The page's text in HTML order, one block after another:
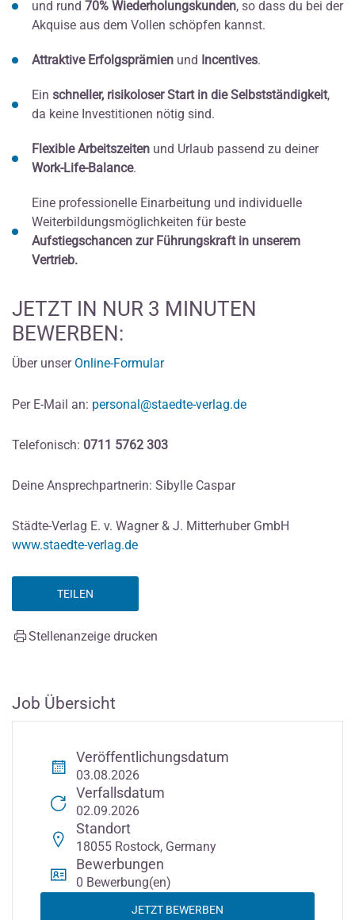
und rund 70% Wiederholungskunden, so dass du bei der
Akquise aus dem Vollen schöpfen kannst.
Attraktive Erfolgsprämien und Incentives.
Ein schneller, risikoloser Start in die Selbstständigkeit,
da keine Investitionen nötig sind.
Flexible Arbeitszeiten und Urlaub passend zu deiner
Work-Life-Balance.
Eine professionelle Einarbeitung und individuelle
Weiterbildungsmöglichkeiten für beste
Aufstiegschancen zur Führungskraft in unserem
Vertrieb.
JETZT IN NUR 3 MINUTEN
BEWERBEN:
Über unser Online-Formular
Per E-Mail an: personal@staedte-verlag.de
Telefonisch: 0711 5762 303
Deine Ansprechpartnerin: Sibylle Caspar
Städte-Verlag E. v. Wagner & J. Mitterhuber GmbH
www.staedte-verlag.de
TEILEN
Stellenanzeige drucken
Job Übersicht
Veröffentlichungsdatum
03.08.2026
Verfallsdatum
02.09.2026
Standort
18055 Rostock, Germany
Bewerbungen
0 Bewerbung(en)
JETZT BEWERBEN